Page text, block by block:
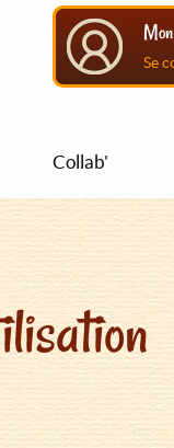
Se
Collab'